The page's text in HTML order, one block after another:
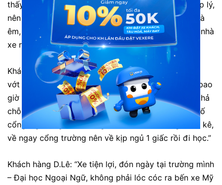
thấy xe Phúc AN, thấy xe cũng khá ok và giá cả hợp lý,
nên đi luôn. Trong quá trình đi xe chạy khá nhanh và
êm, nhân viên có thái độ khá nhiệt tình. Đây là một nhà
xe rất tốt cho các bạn tham khảo!”
Khách hàng N.Ngố: “Đi chơi Sapa về có xe Phúc An
vớt và thả ngay cổng trường, xúc động quá. Chưa bao
giờ có xe giường nằm thả tui ngay cổng nha, toàn thả
chỗ xe bus mà phải băng qua con đường đầy bão tố
cổng Ngoại ngữ. Thêm ngàn tim vì chất lượng rất ô kê,
về ngay cổng trường nên về kịp ngủ 1 giấc rồi đi học.”
Khách hàng D.Lê: “Xe tiện lợi, đón ngày tại trường mình
– Đại học Ngoại Ngữ, không phải lóc cóc ra bến xe Mỹ